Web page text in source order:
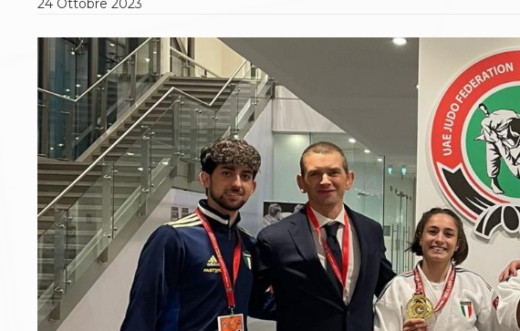
Classifica Società Sportive con più di 100 atleti
tesserati
Azzurri
Giustizia Sportiva
Protocollo udienze in videoconferenza
Documenti e Modulistica
Contatti
Provvedimenti in corso
Sentenze Giudice Sportivo
Sentenze Tribunale Federale
Sentenze Corte Sportiva e Federale di Appello
Sentenze di 1° Grado
Sentenze CAF
Sentenze Tribunale Nazionale Arbitrato per lo
Sport
24 Ottobre2023